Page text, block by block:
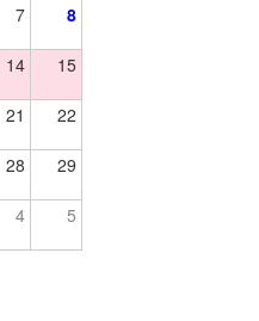
7 8
14 15
21 22
28 29
4 5